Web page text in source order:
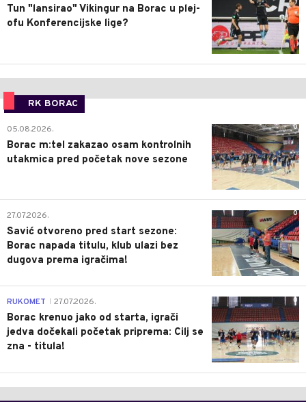
Tun "lansirao" Vikingur na Borac u plej-
ofu Konferencijske lige?
RK BORAC
0
05.08.2026.
Borac m:tel zakazao osam kontrolnih
utakmica pred početak nove sezone
0
27.07.2026.
Savić otvoreno pred start sezone:
Borac napada titulu, klub ulazi bez
dugova prema igračima!
0
RUKOMET 27.07.2026.
Borac krenuo jako od starta, igrači
jedva dočekali početak priprema: Cilj se
zna - titula!